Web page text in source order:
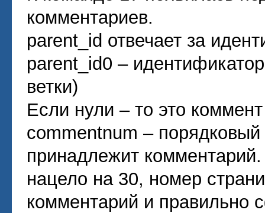
комментариев.
parent_id отвечает за
parent_id0 –
ветки)
Если нули – то это
commentnum – порядковый
принадлежит
нацело на 30, номер
комментарий и правильно